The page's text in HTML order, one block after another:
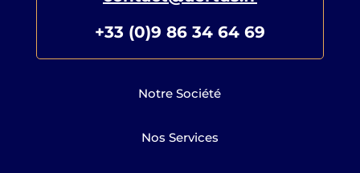
+33 (0)9 86 34 64 69
Notre Société
Nos Services